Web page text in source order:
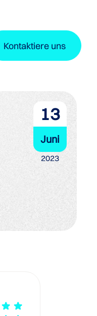
Kontaktiere uns
13
Juni
2023